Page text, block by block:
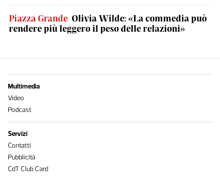
Piazza Grande Olivia Wilde: «La commedia può
rendere più leggero il peso delle relazioni»
Multimedia
Video
Podcast
Servizi
Contatti
Pubblicità
CdT Club Card